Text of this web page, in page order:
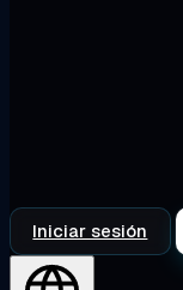
Iniciar sesión